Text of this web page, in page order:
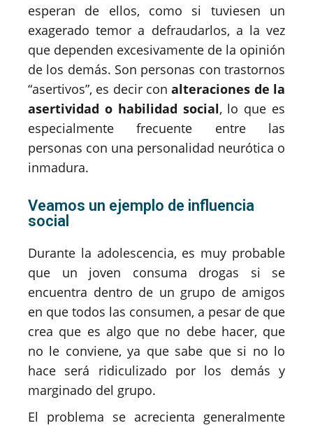
esperan de ellos, como si tuviesen un
exagerado temor a defraudarlos, a la vez
que dependen excesivamente de la opinión
de los demás. Son personas con trastornos
“asertivos”, es decir conalteraciones de la
asertividad o habilidad social, lo que es
especialmente frecuente entre las
personas con una personalidad neurótica o
inmadura.
Veamos un ejemplo de influencia
social
Durante la adolescencia, es muy probable
que un joven consuma drogas si se
encuentra dentro de un grupo de amigos
en que todos las consumen, a pesar de que
crea que es algo que no debe hacer, que
no le conviene, ya que sabe que si no lo
hace será ridiculizado por los demás y
marginado del grupo.
El problema se acrecienta generalmente